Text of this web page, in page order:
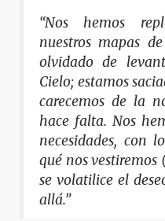
“Nos hemos
nuestros mapas
olvidado de
Cielo; estamos
carecemos de la
hace falta. Nos
necesidades, con
qué nos vestiremos
se volatilice el
allá.”